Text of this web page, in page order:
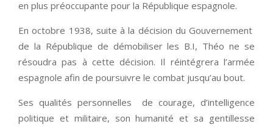
en plus préoccupante pour la République espagnole.
En octobre 1938, suite à la décision du Gouvernement
de la République de démobiliser les B.I, Théo ne se
résoudra pas à cette décision. Il réintégrera l’armée
espagnole afin de poursuivre le combat jusqu’au bout.
Ses qualités personnelles de courage, d’intelligence
politique et militaire, son humanité et sa gentillesse